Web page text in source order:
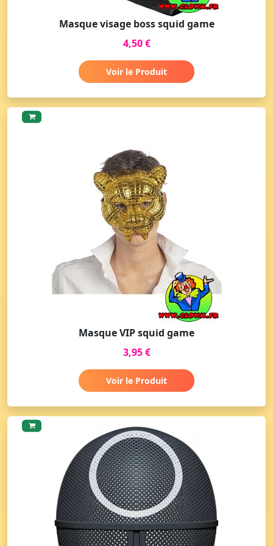
Masque visage boss squid game
4,50 €
Voir le Produit
Masque VIP squid game
3,95 €
Voir le Produit